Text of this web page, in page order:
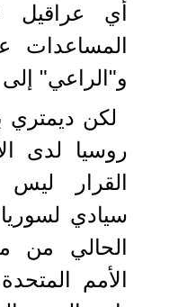
أي عراقيل
المساعدات
و"الراعي"
لكن ديمتري
روسيا لدى
القرار ليس
سيادي
الحالي من
الأمم